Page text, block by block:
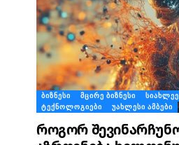
ᲑᲘᲖᲜᲔᲡᲘ ᲛᲪᲘᲠᲔ ᲑᲘᲖᲜᲔᲡᲘ
ᲢᲔᲥᲜᲝᲚᲝᲒᲘᲔᲑᲘ
ᲣᲐᲮᲚᲔᲡᲘ ᲐᲛᲑᲔᲑᲘ
როგორ